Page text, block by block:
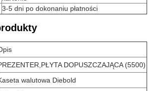
3-5 dni po dokonaniu płatności
DOPUSZCZAJĄCA (5500)
walutowa Diebold